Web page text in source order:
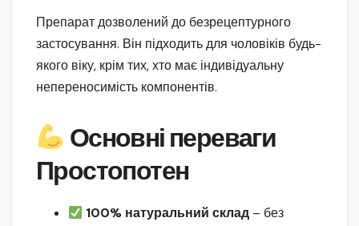
Препарат дозволений до безрецептурного
застосування. Він підходить для чоловіків будь-
якого віку, крім тих, хто має індивідуальну
непереносимість компонентів.
Основні переваги
Простопотен
100% натуральний склад – без